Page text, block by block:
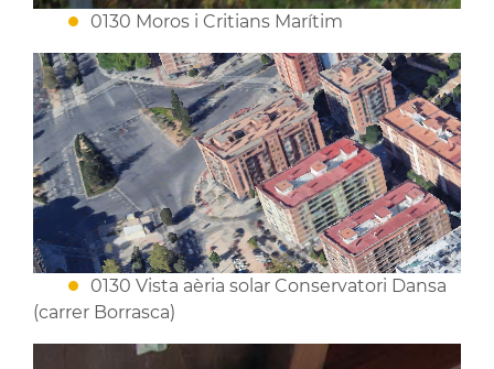
0130 Moros i Critians Marítim
0130 Vista aèria solar Conservatori Dansa
(carrer Borrasca)